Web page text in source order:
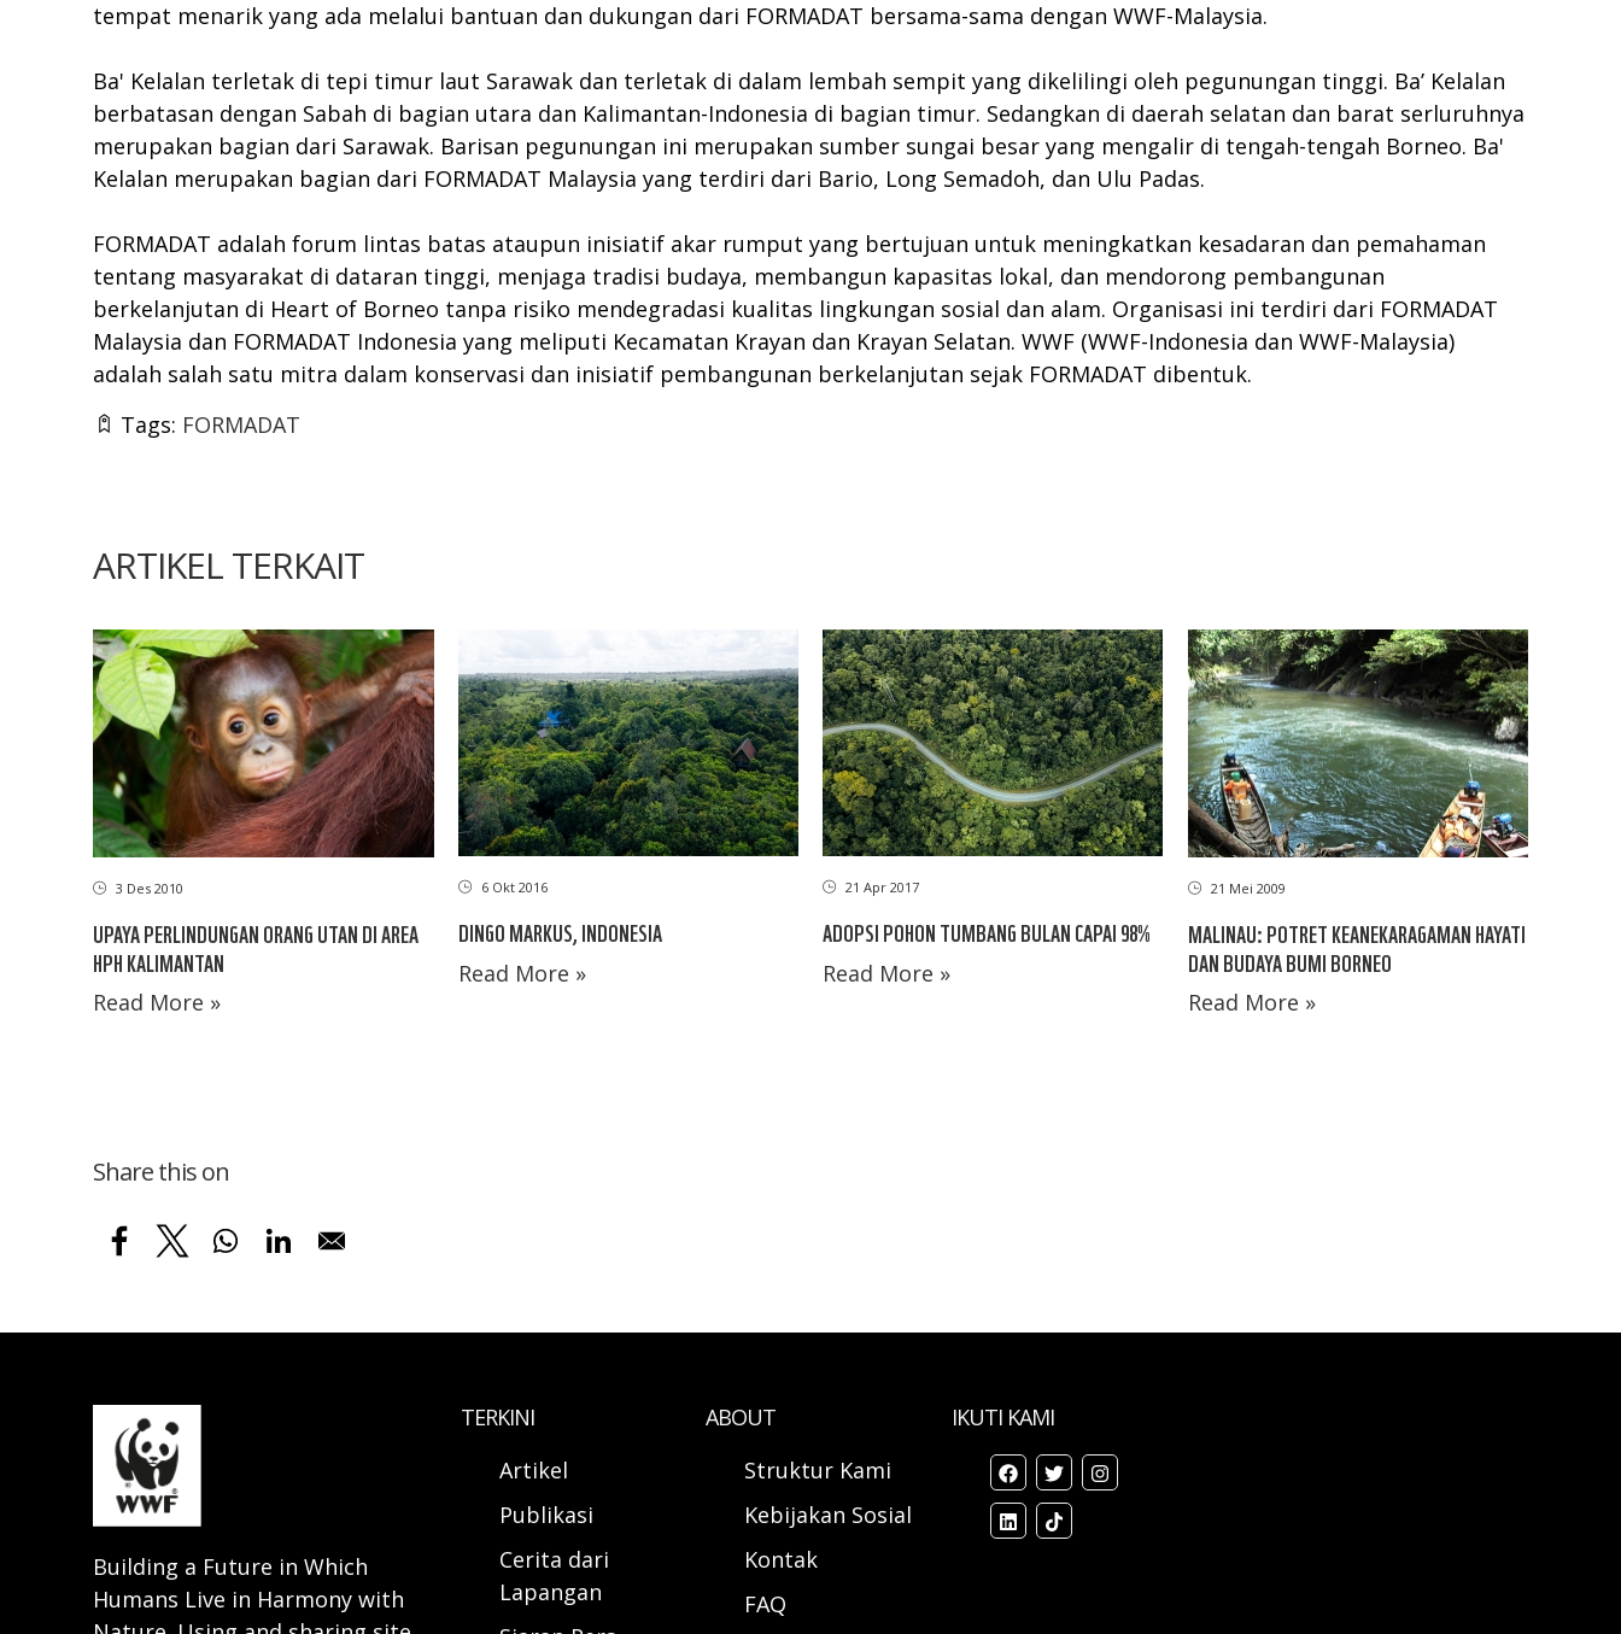
tempat menarik yang ada melalui bantuan dan dukungan dari FORMADAT bersama-sama dengan WWF-Malaysia.
Ba' Kelalan terletak di tepi timur laut Sarawak dan terletak di dalam lembah sempit yang dikelilingi oleh pegunungan tinggi. Ba’ Kelalan
berbatasan dengan Sabah di bagian utara dan Kalimantan-Indonesia di bagian timur. Sedangkan di daerah selatan dan barat serluruhnya
merupakan bagian dari Sarawak. Barisan pegunungan ini merupakan sumber sungai besar yang mengalir di tengah-tengah Borneo. Ba'
Kelalan merupakan bagian dari FORMADAT Malaysia yang terdiri dari Bario, Long Semadoh, dan Ulu Padas.
FORMADAT adalah forum lintas batas ataupun inisiatif akar rumput yang bertujuan untuk meningkatkan kesadaran dan pemahaman
tentang masyarakat di dataran tinggi, menjaga tradisi budaya, membangun kapasitas lokal, dan mendorong pembangunan
berkelanjutan di Heart of Borneo tanpa risiko mendegradasi kualitas lingkungan sosial dan alam. Organisasi ini terdiri dari FORMADAT
Malaysia dan FORMADAT Indonesia yang meliputi Kecamatan Krayan dan Krayan Selatan. WWF (WWF-Indonesia dan WWF-Malaysia)
adalah salah satu mitra dalam konservasi dan inisiatif pembangunan berkelanjutan sejak FORMADAT dibentuk.
Tags: FORMADAT
ARTIKEL TERKAIT
3 Des 2010
UPAYA PERLINDUNGAN ORANG UTAN DI AREA
HPH KALIMANTAN
Read More »
6 Okt 2016
DINGO MARKUS, INDONESIA
Read More »
21 Apr 2017
ADOPSI POHON TUMBANG BULAN CAPAI 98%
Read More »
21 Mei 2009
MALINAU: POTRET KEANEKARAGAMAN HAYATI
DAN BUDAYA BUMI BORNEO
Read More »
Share this on
Building a Future in Which
Humans Live in Harmony with
TERKINI
Artikel
Publikasi
Cerita dari
Lapangan
ABOUT
Struktur Kami
Kebijakan Sosial
Kontak
FAQ
IKUTI KAMI